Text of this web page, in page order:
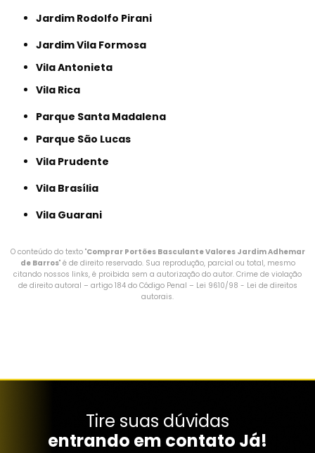
Jardim Rodolfo Pirani
Jardim Vila Formosa
Vila Antonieta
Vila Rica
Parque Santa Madalena
Parque São Lucas
Vila Prudente
Vila Brasília
Vila Guarani
O conteúdo do texto "Comprar Portões Basculante Valores Jardim Adhemar
de Barros" é de direito reservado. Sua reprodução, parcial ou total, mesmo
citando nossos links, é proibida sem a autorização do autor. Crime de violação
de direito autoral – artigo 184 do Código Penal – Lei 9610/98 - Lei de direitos
autorais.
Tire suas dúvidas
entrando em contato Já!